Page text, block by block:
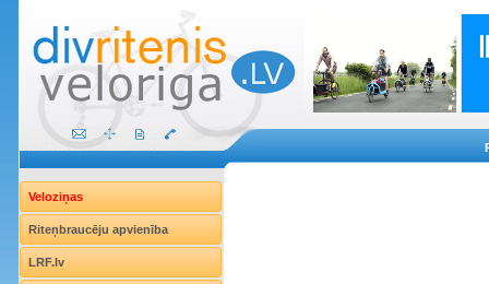
Veloziņas
Riteņbraucēju apvienība
LRF.lv